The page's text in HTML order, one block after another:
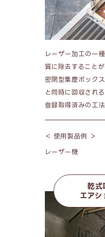
レーザー加工の一
質に除去すること
密閉型集塵ボック
と同時に回収され
登録取得済みの工法
＜ 使用製品例 ＞
レーザー機
乾式
エア